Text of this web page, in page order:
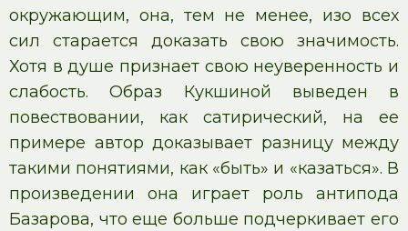
окружающим, она, тем не менее, изо всех
сил старается доказать свою значимость.
Хотя в душе признает свою неуверенность и
слабость. Образ Кукшиной выведен в
повествовании, как сатирический, на ее
примере автор доказывает разницу между
такими понятиями, как «быть» и «казаться». В
произведении она играет роль антипода
Базарова, что еще больше подчеркивает его